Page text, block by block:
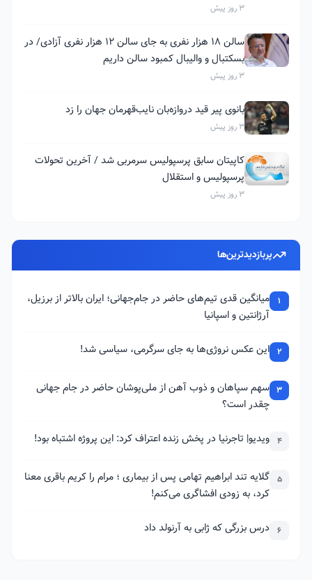
3 روز پیش
سالن ۱۸ هزار نفری به جای سالن ۱۲ هزار نفری آزادی/ در
بسکتبال و والیبال کمبود سالن داریم
3 روز پیش
بانوی پیر قید دروازه‌بان نایب‌قهرمان جهان را زد
3 روز پیش
کاپیتان سابق پرسپولیس سرمربی شد / آخرین تحولات
پرسپولیس و استقلال
3 روز پیش
پربازدیدترین‌ها
1
میانگین قدی تیم‌های حاضر در جام‌جهانی؛ ایران بالاتر از برزیل،
آرژانتین و اسپانیا
2 این عکس نروژی‌ها به جای سرگرمی، سیاسی شد!
3 سهم سپاهان و ذوب آهن از ملی‌پوشان حاضر در جام جهانی
چقدر است؟
4 ویدیو| تاجرنیا در پخش زنده اعتراف کرد: این پروژه اشتباه بود!
5 گلایه تند ابراهیم تهامی پس از بیماری ؛ مرام را کریم باقری معنا
کرد، به زودی افشاگری می‌کنم!
6 درس بزرگی که ژابی به آرنولد داد